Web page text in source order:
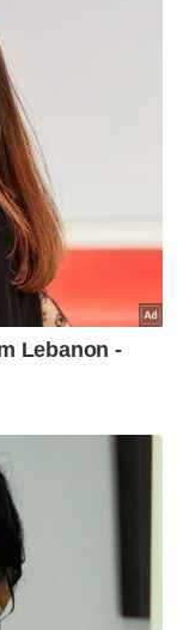
Klik di sini!